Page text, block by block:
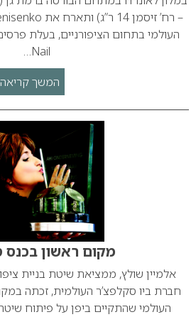
העולמי בתחום הציפורניים, בעלת
Nail…
המשך קריאה
מקום ראשון בכנס
אלמיין שולץ, ממציאת שיטת בניית
חברת ביו סקלפצ’ר העולמית, זכתה
העולמי שהתקיים ביפן על פיתוח